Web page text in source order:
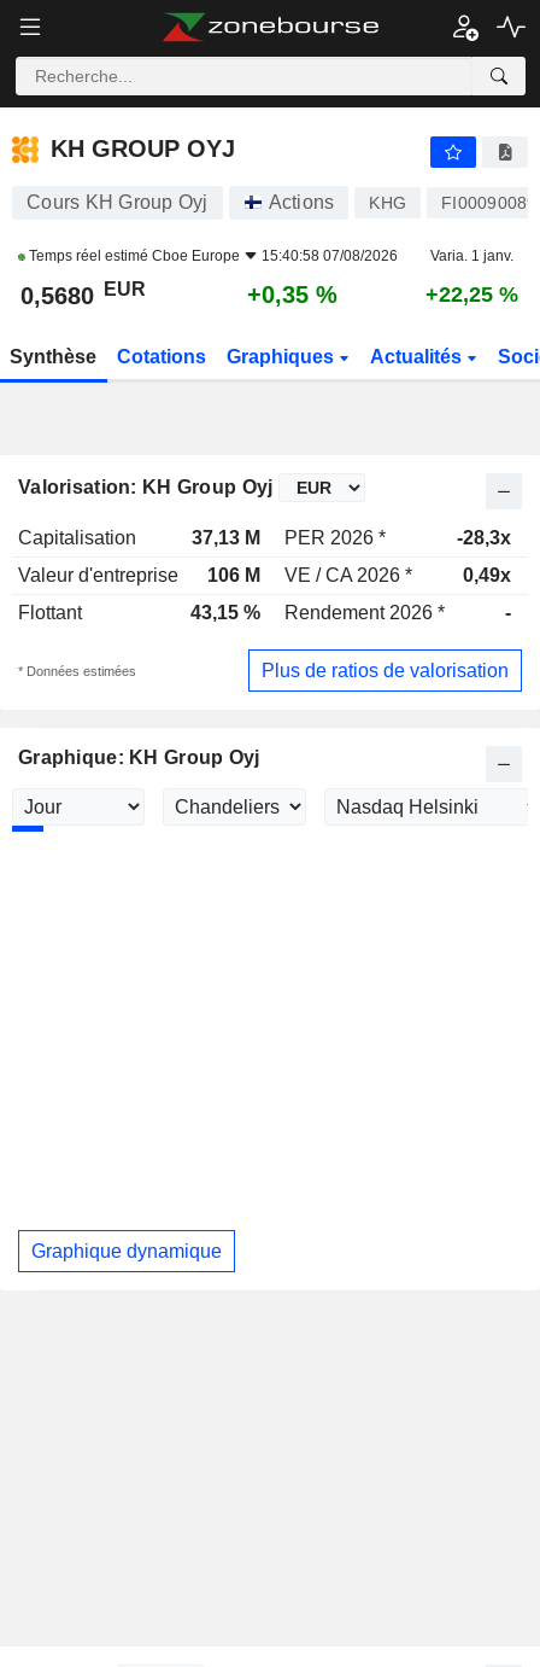
KH GROUP OYJ
KH GROUP OYJ
Cours KH Group Oyj Actions KHG
Temps réel estimé Cboe Europe 15:40:58 07/08/2026 Varia. 1 janv.
0,5680 EUR +0,35 % +22,25 %
Synthèse Cotations Graphiques Actualités
Valorisation: KH Group Oyj
Capitalisation 37,13 M PER 2026 * -28,3x
Valeur d'entreprise
106 M VE / CA 2026 * 0,49x
Flottant
43,15 % Rendement 2026 * -
* Données estimées Plus de ratios de valorisation
Graphique: KH Group Oyj
Graphique dynamique